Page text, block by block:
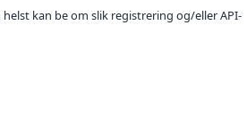
kan be om slik registrering og/eller API-